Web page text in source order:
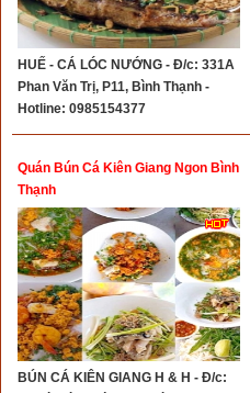
HUẾ - CÁ LÓC NƯỚNG - Đ/c: 331A
Phan Văn Trị, P11, Bình Thạnh -
Hotline: 0985154377
Quán Bún Cá Kiên Giang Ngon Bình
Thạnh
BÚN CÁ KIÊN GIANG H & H - Đ/c: